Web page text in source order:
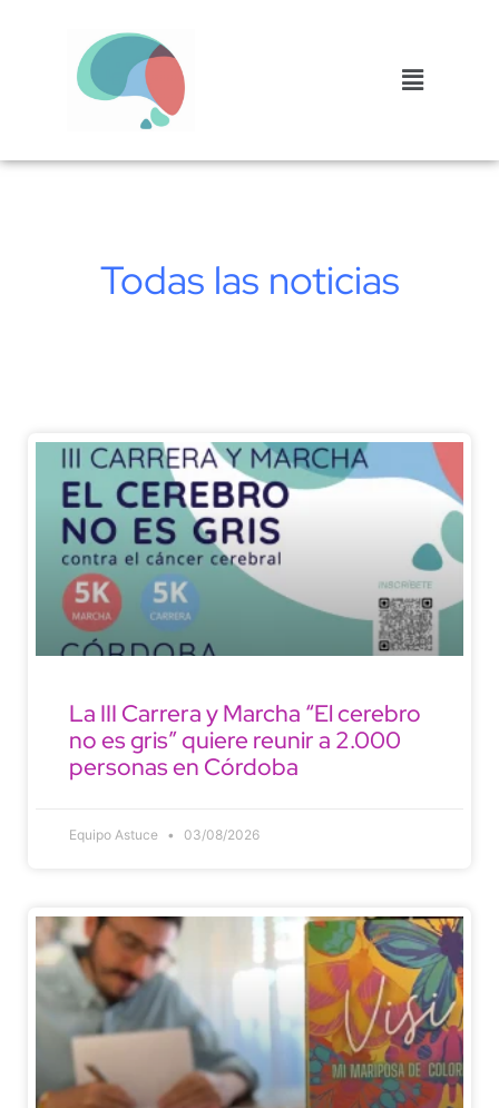
Todas las noticias
La III Carrera y Marcha “El cerebro
no es gris” quiere reunir a 2.000
personas en Córdoba
Equipo Astuce 03/08/2026